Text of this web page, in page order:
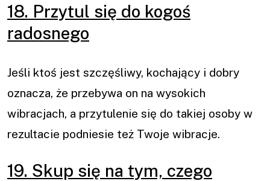
18. Przytul się do kogoś
radosnego
Jeśli ktoś jest szczęśliwy, kochający i dobry
oznacza, że przebywa on na wysokich
wibracjach, a przytulenie się do takiej osoby w
rezultacie podniesie też Twoje wibracje.
19. Skup się na tym, czego